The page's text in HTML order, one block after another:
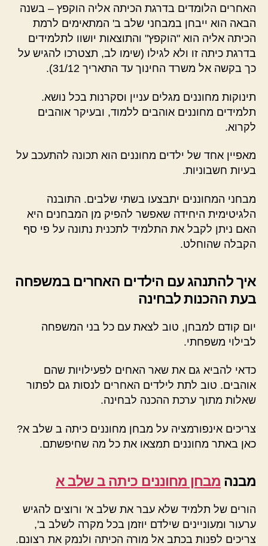
האחרים הלומדים בדרגת הכיתה אליה הוקפץ – בשנה
הבאה הוא ייבחן במבחני שלב ב' המתאימים לרמת
הכיתה אליה הוא "הוקפץ" והתוצאות יושוו לתלמידים
בדרגת כיתה זו ולא לגילו (שימו לב, תצטרכו להגיש על
כך בקשה אל משרד החינוך עד התאריך 31/12).
תינוקות מחוננים מגלים עניין וסקרנות בכל נושא.
תלמידים מחוננים אוהבים ללמוד, ובעיקר אוהבים
לקרוא.
מאפיין אחד של ילדים מחוננים הוא תכונה להתעכב על
בעיות חשבוניות.
מבחני המחוננים יתבצעו בשתי שלבים. התובנה
הלגיטימית היחידה שאפשר להפיק מן המבחנים היא
האם ניתן לקבל את התלמיד לתכנית נתונה על פי סף
הקבלה שהוחלט.
איך להתנהג עם הילדים האחרים במשפחה
בעת ההכנות לבחינה
יום קודם למבחן, טוב לצאת עם כל בני המשפחה
לבילוי משפחתי.
כדאי להביא גם את שאר האחים לפעילויות שהם
אוהבים. טוב לתת לילדים האחרים לנסות גם לפתור
שאלות מתוך ערכת ההכנה לבחינה.
צריכים אינפורמציה על מבחן מחוננים כיתה ב שלב א?
כאן באתר מחוננים תמצאו את כל מה שחיפשתם.
מבנה מבחן מחוננים כיתה ב שלב א
הורים של תלמיד שלא עבר את שלב א' ורוצים להגיש
ערעור ומעוניינים שילדם יוזמן בכל מקרה לשלב ב',
צריכים לפנות בכתב אל מורה הכיתה ולנמק את רצונם.